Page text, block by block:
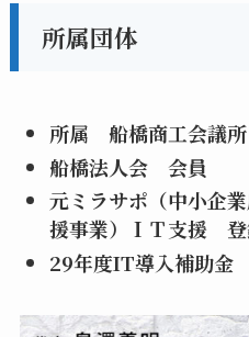
所属団体
所属 船橋商工会
船橋法人会 会員
元ミラサポ（中小企
援事業）ＩＴ支援
29年度IT導入補助金